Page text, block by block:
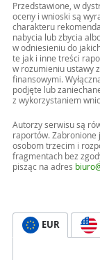
Przedstawione, w
oceny i wnioski są
charakteru
nabycia lub zbycia
w odniesieniu do
te jak i inne treści
w rozumieniu ustawy
finansowymi.
podjęte lub
z wykorzystaniem
Autorzy serwisu są
raportów. Zabronione
osobom trzecim i
fragmentach bez
pisząc na adres
EUR